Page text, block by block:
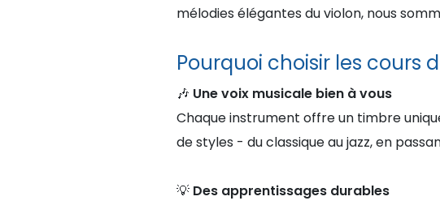
mélodies élégantes du violon, nous
Pourquoi choisir les cours
🎶 Une voix musicale bien à vous
Chaque instrument offre un timbre
de styles - du classique au jazz, en
💡 Des apprentissages durables